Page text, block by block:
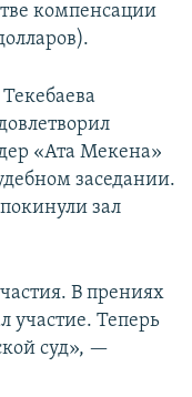
компенсации
«Ата Мекена»
заседании.
зал
В прениях
участие. Теперь
суд», —